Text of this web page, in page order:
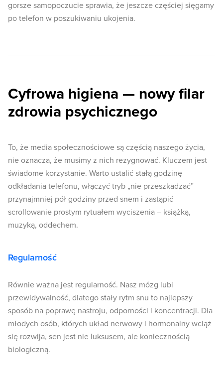
gorsze samopoczucie sprawia, że jeszcze częściej sięgamy
po telefon w poszukiwaniu ukojenia.
Cyfrowa higiena — nowy filar
zdrowia psychicznego
To, że media społecznościowe są częścią naszego życia,
nie oznacza, że musimy z nich rezygnować. Kluczem jest
świadome korzystanie. Warto ustalić stałą godzinę
odkładania telefonu, włączyć tryb „nie przeszkadzać”
przynajmniej pół godziny przed snem i zastąpić
scrollowanie prostym rytuałem wyciszenia – książką,
muzyką, oddechem.
Regularność
Równie ważna jest regularność. Nasz mózg lubi
przewidywalność, dlatego stały rytm snu to najlepszy
sposób na poprawę nastroju, odporności i koncentracji. Dla
młodych osób, których układ nerwowy i hormonalny wciąż
się rozwija, sen jest nie luksusem, ale koniecznością
biologiczną.